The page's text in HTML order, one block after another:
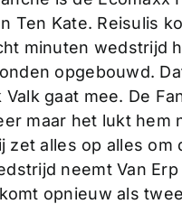
Ten Kate. Reisulis
minuten wedstrijd
opgebouwd.
gaat mee. De
maar het lukt hem
zet alles op alles
neemt Van
opnieuw als